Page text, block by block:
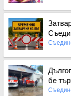
Вижте пълното
Вижте пълното
бе
отдих